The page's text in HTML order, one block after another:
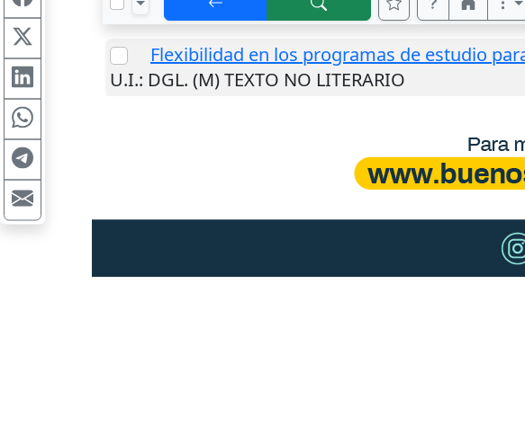
Flexibilidad en los programas de estudio
U.I.: DGL. (M) TEXTO NO LITERARIO